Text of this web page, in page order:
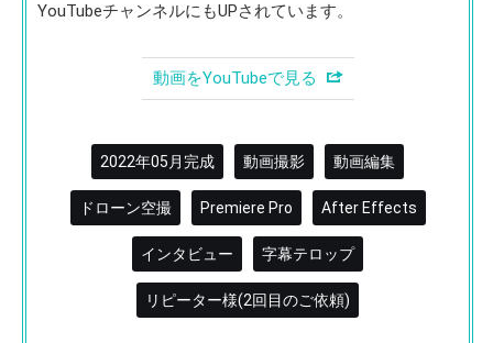
YouTubeチャンネルにもUPされています。
動画をYouTubeで見る
2022年05月完成 動画撮影 動画編集
ドローン空撮 Premiere Pro After Effects
インタビュー 字幕テロップ
リピーター様(2回目のご依頼)